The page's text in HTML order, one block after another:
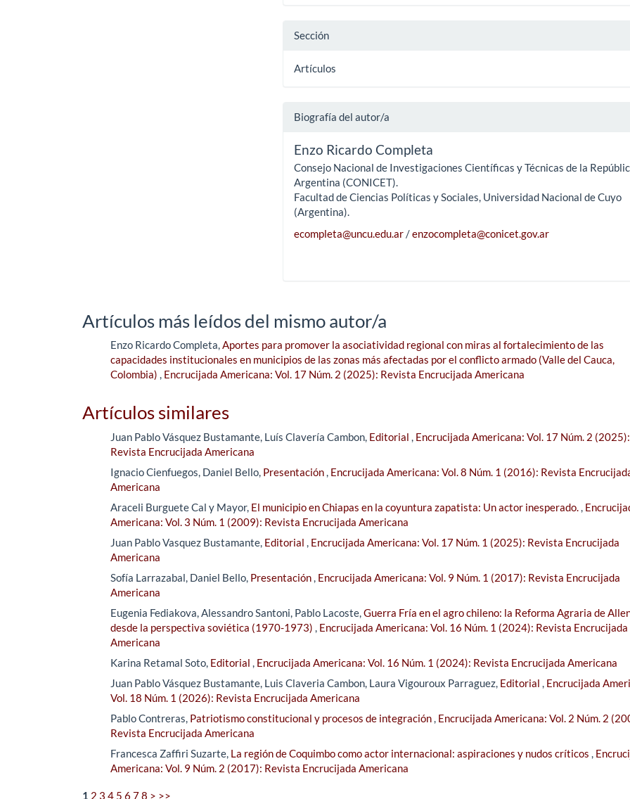
Sección
Artículos
Biografía del autor/a
Enzo Ricardo Completa
Consejo Nacional de Investigaciones Científicas y Técnicas de la
Argentina (CONICET).
Facultad de Ciencias Políticas y Sociales, Universidad Nacional de Cuyo
(Argentina).
ecompleta@uncu.edu.ar/enzocompleta@conicet.gov.ar
Artículos más leídos del mismo autor/a
Enzo Ricardo Completa,Aportes para promover la asociatividad regional con miras al fortalecimiento de las
capacidades institucionales en municipios de las zonas más afectadas por el conflicto armado (Valle del Cauca,
Colombia) , Encrucijada Americana: Vol. 17 Núm. 2 (2025): Revista Encrucijada Americana
Artículos similares
Juan Pablo Vásquez Bustamante, Luís Clavería Cambon, Editorial
Encrucijada Americana: Vol. 17 Núm. 2 (2025):
Revista Encrucijada Americana
Ignacio Cienfuegos, Daniel Bello, Presentación Encrucijada Americana: Vol. 8 Núm. 1 (2016): Revista
Americana
Araceli Burguete Cal y Mayor, El municipio en Chiapas en la coyuntura zapatista: Un actor inesperado.
Americana: Vol. 3 Núm. 1 (2009): Revista Encrucijada Americana
Juan Pablo Vasquez Bustamante, Editorial
Encrucijada Americana: Vol. 17 Núm. 1 (2025): Revista Encrucijada
Americana
Sofía Larrazabal, Daniel Bello, Presentación Encrucijada Americana: Vol. 9 Núm. 1 (2017): Revista Encrucijada
Americana
Eugenia Fediakova, Alessandro Santoni, Pablo Lacoste, Guerra Fría en el agro chileno: la Reforma Agraria de
desde la perspectiva soviética (1970-1973)
Encrucijada Americana: Vol. 16 Núm. 1 (2024): Revista Encrucijada
Americana
Karina Retamal Soto, Editorial
Encrucijada Americana: Vol. 16 Núm. 1 (2024): Revista Encrucijada Americana
Juan Pablo Vásquez Bustamante, Luis Claveria Cambon, Laura Vigouroux Parraguez, Editorial
Encrucijada
Vol. 18 Núm. 1 (2026): Revista Encrucijada Americana
Pablo Contreras, Patriotismo constitucional y procesos de integración Encrucijada Americana: Vol. 2 Núm. 2
Revista Encrucijada Americana
Francesca Zaffiri Suzarte, La región de Coquimbo como actor internacional: aspiraciones y nudos críticos
Americana: Vol. 9 Núm. 2 (2017): Revista Encrucijada Americana
1 2 3 4 5 6 78 > >>